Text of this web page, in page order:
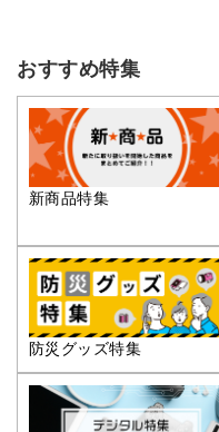
おすすめ特集
新商品特集
防災グッズ特集